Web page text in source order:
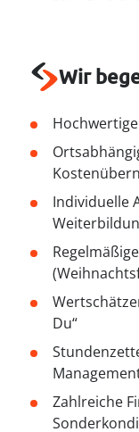
Wir
Individuelle
Du“
Zahlreiche